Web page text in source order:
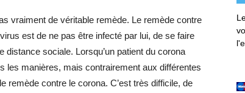
vraiment de véritable remède. Le remède contre
est de ne pas être infecté par lui, de se faire
sociale. Lorsqu’un patient du corona
les manières, mais contrairement aux différentes
remède contre le corona. C’est très difficile, de